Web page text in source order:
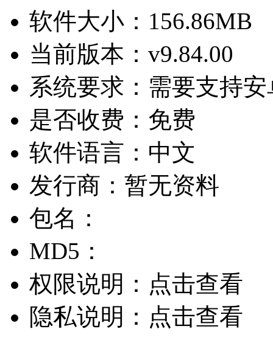
软件大小： 156.86MB
当前版本： v9.84.00
系统要求： 需要支持
是否收费： 免费
软件语言： 中文
发行商： 暂无资料
包名：
MD5：
权限说明： 点击查看
隐私说明： 点击查看